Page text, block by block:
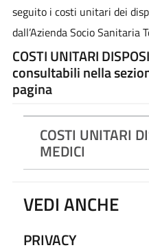
seguito i costi unitari dei
dall’Azienda Socio Sanitaria
COSTI UNITARI
consultabili nella
pagina
COSTI UNITARI
MEDICI
VEDI ANCHE
PRIVACY